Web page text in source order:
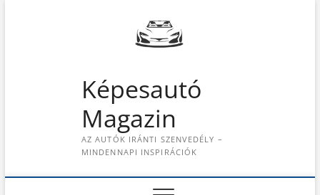
n
Képesautó
Magazin
AZ AUTÓK IRÁNTI SZENVEDÉLY –
MINDENNAPI INSPIRÁCIÓK